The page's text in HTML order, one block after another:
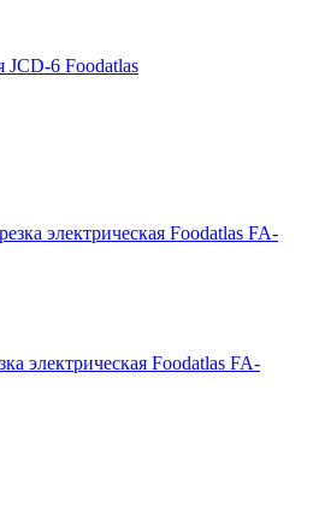
JCD-6 Foodatlas
электрическая Foodatlas FA-